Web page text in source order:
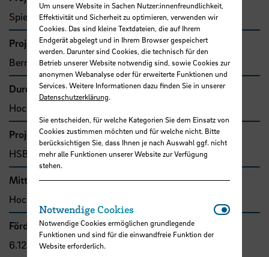
Spiecker-Lampe, Carola, Prof. Dr.
Projektbeteiligte
Berninghausen, Jutta, Prof. Dr.
Durchführende Organisation
Hochschule Bremen, Fakultät 1
Projekttyp
HSB-intern gefördertes Projekt
Mittel- bzw. Auftragsgeber
Hochschule Bremen, F&E-Fonds
Förder- bzw. Auftragssumme
6.120,00 €
Um unsere Website in Sachen Nutzer:innenfreundlichkeit,
Effektivität und Sicherheit zu optimieren, verwenden wir
Cookies. Das sind kleine Textdateien, die auf Ihrem
Endgerät abgelegt und in Ihrem Browser gespeichert
werden. Darunter sind Cookies, die technisch für den
Betrieb unserer Website notwendig sind, sowie Cookies zur
anonymen Webanalyse oder für erweiterte Funktionen und
Services. Weitere Informationen dazu finden Sie in unserer
Datenschutzerklärung.
Sie entscheiden, für welche Kategorien Sie dem Einsatz von
Cookies zustimmen möchten und für welche nicht. Bitte
berücksichtigen Sie, dass Ihnen je nach Auswahl ggf. nicht
mehr alle Funktionen unserer Website zur Verfügung
stehen.
Notwendige Cookies
Notwendige Cookies ermöglichen grundlegende
Funktionen und sind für die einwandfreie Funktion der
Website erforderlich.